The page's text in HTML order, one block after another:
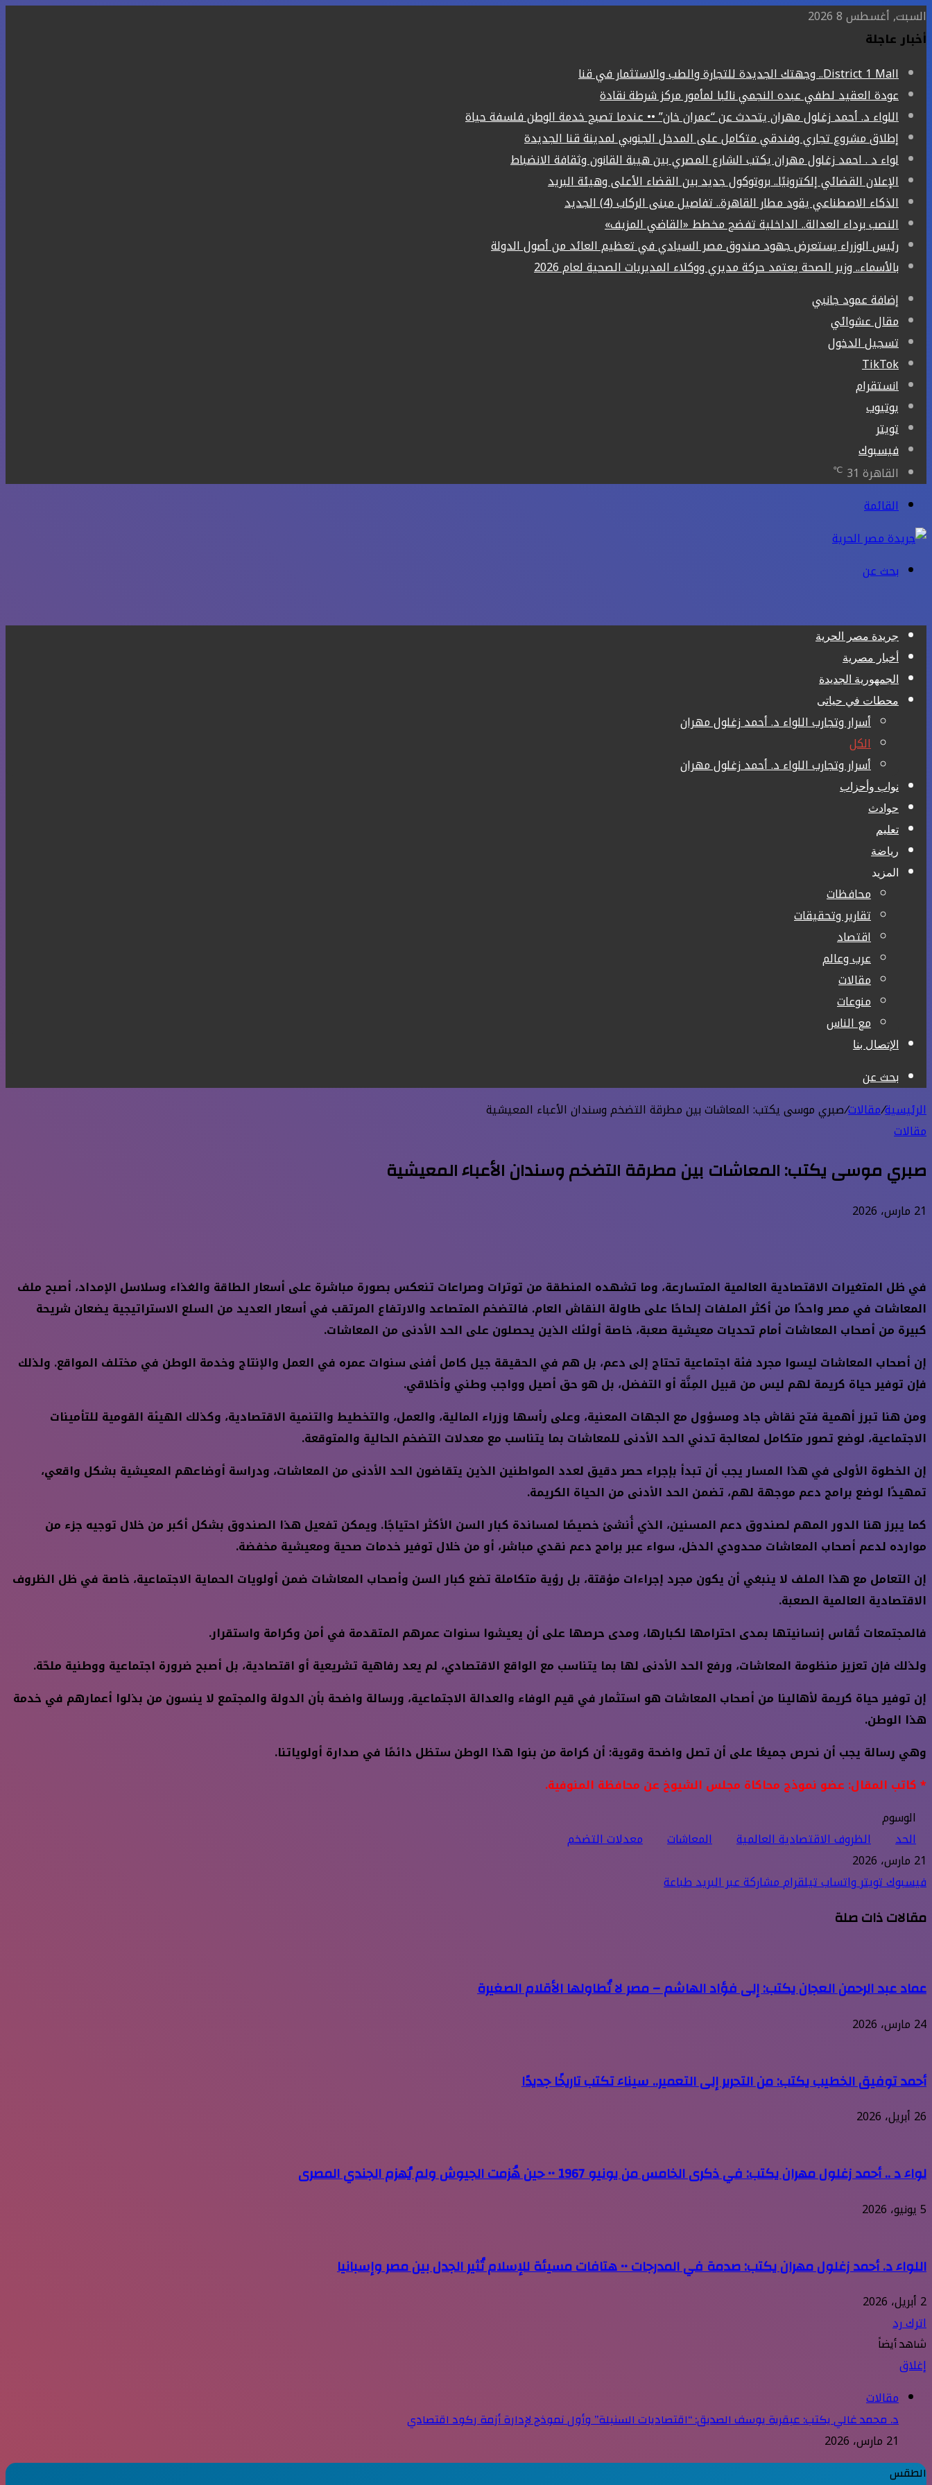
السبت, أغسطس 8 2026
أخبار عاجلة
District 1 Mall.. وجهتك الجديدة للتجارة والطب والاستثمار في قنا
عودة العقيد لطفي عبده النجمي نائبا لمأمور مركز شرطة نقادة
اللواء د. أحمد زغلول مهران يتحدث عن “عمران خان” •• عندما تصبح خدمة الوطن فلسفة حياة
إطلاق مشروع تجاري وفندقي متكامل على المدخل الجنوبي لمدينة قنا الجديدة
لواء د . احمد زغلول مهران يكتب الشارع المصري بين هيبة القانون وثقافة الانضباط
الإعلان القضائي إلكترونيًا.. بروتوكول جديد بين القضاء الأعلى وهيئة البريد
الذكاء الاصطناعي يقود مطار القاهرة.. تفاصيل مبنى الركاب (4) الجديد
النصب برداء العدالة.. الداخلية تفضح مخطط «القاضي المزيف»
رئيس الوزراء يستعرض جهود صندوق مصر السيادي في تعظيم العائد من أصول الدولة
بالأسماء.. وزير الصحة يعتمد حركة مديري ووكلاء المديريات الصحية لعام 2026
إضافة عمود جانبي
مقال عشوائي
تسجيل الدخول
‫TikTok
انستقرام
يوتيوب
تويتر
فيسبوك
القاهرة 31
℃
القائمة
بحث عن
جريدة مصر الحرية
أخبار مصرية
الجمهورية الجديدة
محطات في حياتى
أسرار وتجارب اللواء د. أحمد زغلول مهران
الكل
أسرار وتجارب اللواء د. أحمد زغلول مهران
نواب وأحزاب
حوادث
تعليم
رياضة
المزيد
محافظات
تقارير وتحقيقات
اقتصاد
عرب وعالم
مقالات
منوعات
مع الناس
الإتصال بنا
بحث عن
الرئيسية/مقالات/صبري موسى يكتب: المعاشات بين مطرقة التضخم وسندان الأعباء المعيشية
مقالات
صبري موسى يكتب: المعاشات بين مطرقة التضخم وسندان الأعباء المعيشية
21 مارس، 2026
في ظل المتغيرات الاقتصادية العالمية المتسارعة، وما تشهده المنطقة من توترات وصراعات تنعكس بصورة مباشرة على أسعار الطاقة والغذاء وسلاسل الإمداد، أصبح ملف
المعاشات في مصر واحدًا من أكثر الملفات إلحاحًا على طاولة النقاش العام. فالتضخم المتصاعد والارتفاع المرتقب في أسعار العديد من السلع الاستراتيجية يضعان شريحة
كبيرة من أصحاب المعاشات أمام تحديات معيشية صعبة، خاصة أولئك الذين يحصلون على الحد الأدنى من المعاشات.
إن أصحاب المعاشات ليسوا مجرد فئة اجتماعية تحتاج إلى دعم، بل هم في الحقيقة جيل كامل أفنى سنوات عمره في العمل والإنتاج وخدمة الوطن في مختلف المواقع. ولذلك
فإن توفير حياة كريمة لهم ليس من قبيل المِنَّة أو التفضل، بل هو حق أصيل وواجب وطني وأخلاقي.
ومن هنا تبرز أهمية فتح نقاش جاد ومسؤول مع الجهات المعنية، وعلى رأسها وزراء المالية، والعمل، والتخطيط والتنمية الاقتصادية، وكذلك الهيئة القومية للتأمينات
الاجتماعية، لوضع تصور متكامل لمعالجة تدني الحد الأدنى للمعاشات بما يتناسب مع معدلات التضخم الحالية والمتوقعة.
إن الخطوة الأولى في هذا المسار يجب أن تبدأ بإجراء حصر دقيق لعدد المواطنين الذين يتقاضون الحد الأدنى من المعاشات، ودراسة أوضاعهم المعيشية بشكل واقعي،
تمهيدًا لوضع برامج دعم موجهة لهم، تضمن الحد الأدنى من الحياة الكريمة.
كما يبرز هنا الدور المهم لصندوق دعم المسنين، الذي أُنشئ خصيصًا لمساندة كبار السن الأكثر احتياجًا. ويمكن تفعيل هذا الصندوق بشكل أكبر من خلال توجيه جزء من
موارده لدعم أصحاب المعاشات محدودي الدخل، سواء عبر برامج دعم نقدي مباشر، أو من خلال توفير خدمات صحية ومعيشية مخفضة.
إن التعامل مع هذا الملف لا ينبغي أن يكون مجرد إجراءات مؤقتة، بل رؤية متكاملة تضع كبار السن وأصحاب المعاشات ضمن أولويات الحماية الاجتماعية، خاصة في ظل الظروف
الاقتصادية العالمية الصعبة.
فالمجتمعات تُقاس إنسانيتها بمدى احترامها لكبارها، ومدى حرصها على أن يعيشوا سنوات عمرهم المتقدمة في أمن وكرامة واستقرار.
ولذلك فإن تعزيز منظومة المعاشات، ورفع الحد الأدنى لها بما يتناسب مع الواقع الاقتصادي، لم يعد رفاهية تشريعية أو اقتصادية، بل أصبح ضرورة اجتماعية ووطنية ملحّة.
إن توفير حياة كريمة لأهالينا من أصحاب المعاشات هو استثمار في قيم الوفاء والعدالة الاجتماعية، ورسالة واضحة بأن الدولة والمجتمع لا ينسون من بذلوا أعمارهم في خدمة
هذا الوطن.
وهي رسالة يجب أن نحرص جميعًا على أن تصل واضحة وقوية: أن كرامة من بنوا هذا الوطن ستظل دائمًا في صدارة أولوياتنا.
* كاتب المقال: عضو نموذج محاكاة مجلس الشيوخ عن محافظة المنوفية.
الوسوم
الحد
الظروف الاقتصادية العالمية المعاشات
معدلات التضخم
21 مارس، 2026
فيسبوكتويتر واتسابتيلقراممشاركة عبر البريدطباعة
مقالات ذات صلة
عماد عبد الرحمن العجان يكتب: إلى فؤاد الهاشم – مصر لا تُطاولها الأقلام الصغيرة
24 مارس، 2026
أحمد توفيق الخطيب يكتب: من التحرير إلى التعمير.. سيناء تكتب تاريخًا جديدًا
26 أبريل، 2026
لواء د .. أحمد زغلول مهران يكتب: في ذكرى الخامس من يونيو 1967 •• حين هُزمت الجيوش ولم يُهزم الجندي المصرى
5 يونيو، 2026
اللواء د. أحمد زغلول مهران يكتب: صدمة في المدرجات •• هتافات مسيئة للإسلام تُثير الجدل بين مصر وإسبانيا
2 أبريل، 2026
اترك رد
شاهد أيضاً
إغلاق
مقالات
د. محمد غالي يكتب: عبقرية يوسف الصديق: “اقتصاديات السنبلة” وأول نموذج لإدارة أزمة ركود اقتصادي
21 مارس، 2026
الطقس